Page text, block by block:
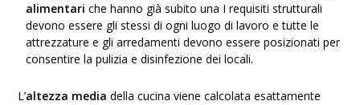
alimentari che hanno già subito una I requisiti strutturali
devono essere gli stessi di ogni luogo di lavoro e tutte le
attrezzature e gli arredamenti devono essere posizionati per
consentire la pulizia e disinfezione dei locali.
L’altezza media della cucina viene calcolata esattamente